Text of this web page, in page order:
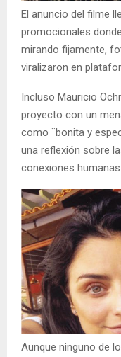
El anuncio del filme
promocionales
mirando fijamente,
viralizaron en
Incluso Mauricio
proyecto con un
como ¨bonita y
una reflexión sobre
conexiones
Aunque ninguno de